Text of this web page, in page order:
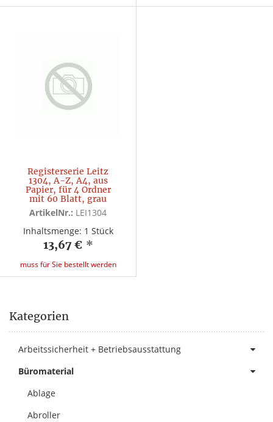
Registerserie Leitz
1304, A-Z, A4, aus
Papier, für 4 Ordner
mit 60 Blatt, grau
ArtikelNr.: LEI1304
Inhaltsmenge: 1 Stück
13,67 € *
muss für Sie bestellt werden
Kategorien
Arbeitssicherheit + Betriebsausstattung
Büromaterial
Ablage
Abroller